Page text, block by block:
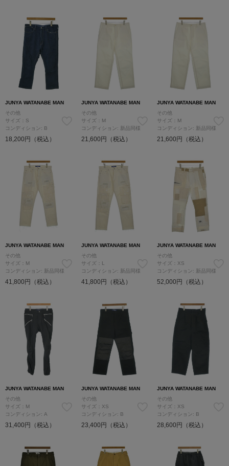
JUNYA WATANABE MAN
その他
サイズ：S
コンディション: B
18,200円（税込）
JUNYA WATANABE MAN
その他
サイズ：M
コンディション: 新品同様
21,600円（税込）
JUNYA WATANABE MAN
その他
サイズ：M
コンディション: 新品同様
21,600円（税込）
JUNYA WATANABE MAN
その他
サイズ：M
コンディション: 新品同様
41,800円（税込）
JUNYA WATANABE MAN
その他
サイズ：L
コンディション: 新品同様
41,800円（税込）
JUNYA WATANABE MAN
その他
サイズ：XS
コンディション: 新品同様
52,000円（税込）
JUNYA WATANABE MAN
その他
サイズ：M
コンディション: A
31,400円（税込）
JUNYA WATANABE MAN
その他
サイズ：XS
コンディション: B
23,400円（税込）
JUNYA WATANABE MAN
その他
サイズ：XS
コンディション: B
28,600円（税込）